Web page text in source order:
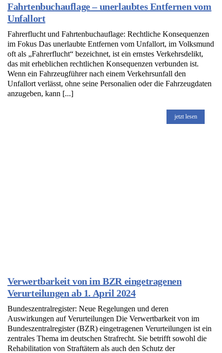
Fahrtenbuchauflage – unerlaubtes Entfernen vom
Unfallort
Fahrerflucht und Fahrtenbuchauflage: Rechtliche Konsequenzen
im Fokus Das unerlaubte Entfernen vom Unfallort, im Volksmund
oft als „Fahrerflucht“ bezeichnet, ist ein ernstes Verkehrsdelikt,
das mit erheblichen rechtlichen Konsequenzen verbunden ist.
Wenn ein Fahrzeugführer nach einem Verkehrsunfall den
Unfallort verlässt, ohne seine Personalien oder die Fahrzeugdaten
anzugeben, kann [...]
jetzt lesen
Verwertbarkeit von im BZR eingetragenen
Verurteilungen ab 1. April 2024
Bundeszentralregister: Neue Regelungen und deren
Auswirkungen auf Verurteilungen Die Verwertbarkeit von im
Bundeszentralregister (BZR) eingetragenen Verurteilungen ist ein
zentrales Thema im deutschen Strafrecht. Sie betrifft sowohl die
Rehabilitation von Straftätern als auch den Schutz der